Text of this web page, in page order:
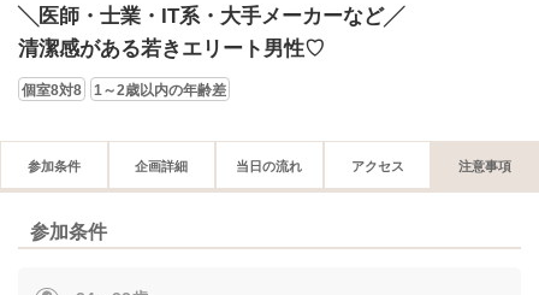
╲医師・士業・IT系・大手メーカーなど╱
清潔感がある若きエリート男性♡
個室8対8 1～2歳以内の年齢差
参加条件 企画詳細 当日の流れ アクセス 注意事項
参加条件